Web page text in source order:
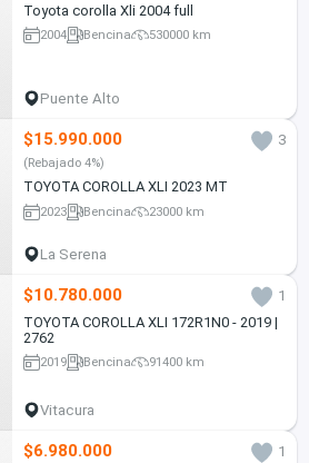
Toyota corolla Xli 2004 full
2004 Bencina 530000 km
Puente Alto
$15.990.000 3
(Rebajado 4%)
TOYOTA COROLLA XLI 2023 MT
2023 Bencina 23000 km
La Serena
$10.780.000
1
TOYOTA COROLLA XLI 172R1N0 - 2019 |
2762
2019 Bencina 91400 km
Vitacura
$6.980.000
1